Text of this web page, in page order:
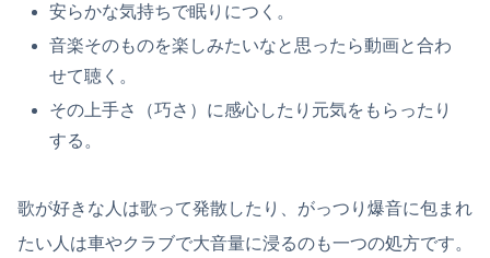
安らかな気持ちで眠りにつく。
音楽そのものを楽しみたいなと思ったら動画と合わ
せて聴く。
その上手さ（巧さ）に感心したり元気をもらったり
する。
歌が好きな人は歌って発散したり、がっつり爆音に包まれ
たい人は車やクラブで大音量に浸るのも一つの処方です。